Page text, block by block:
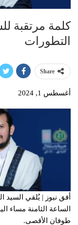
كلمة مرتقبة
التطورات
Share
أغسطس 1, 2024
أفق نيوز | يُلقي السيد
الساعة الثامنة مساء
طوفان الأقصى.